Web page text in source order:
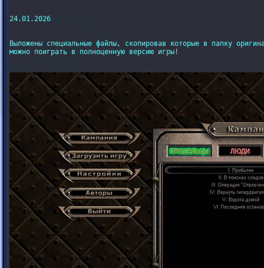
24.01.2026
Выложены специальные файлы, скопировав которые в папку
можно поиграть в полноценную версию игры!